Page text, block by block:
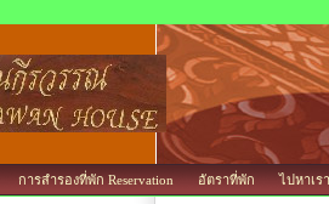
การสำรองที่พัก Reservation อัตราที่พัก ไปหาเรา